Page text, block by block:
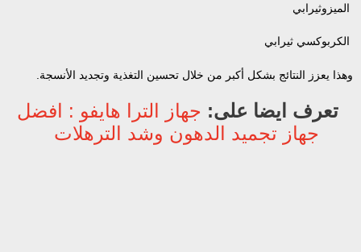
الميزوثيرابي
الكربوكسي ثيرابي
وهذا يعزز النتائج بشكل أكبر من خلال تحسين التغذية وتجديد الأنسجة.
تعرف ايضا على: جهاز الترا هايفو : افضل
جهاز تجميد الدهون وشد الترهلات